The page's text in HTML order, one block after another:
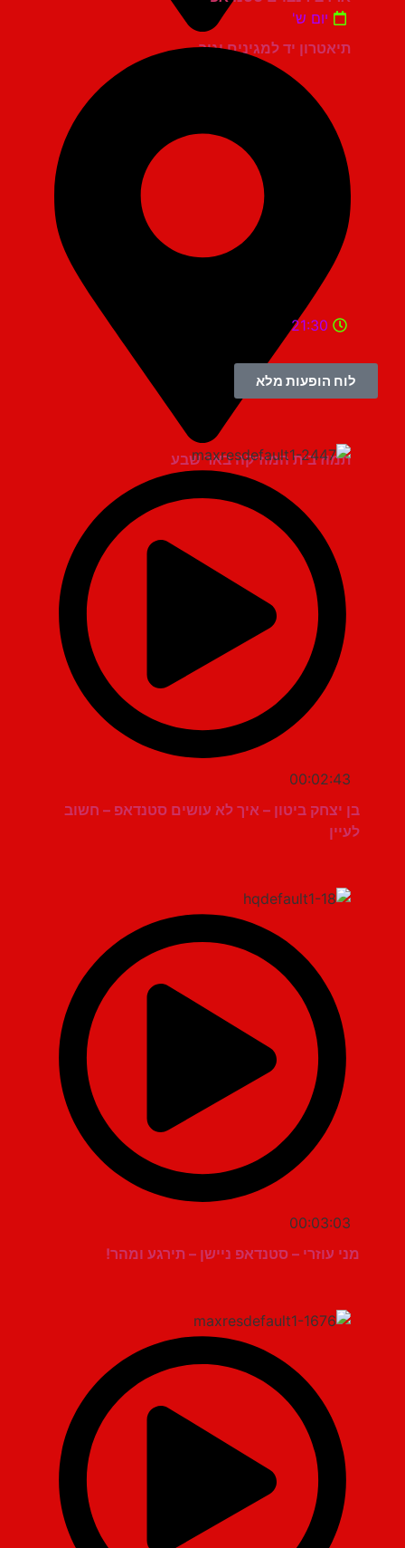
תיאטרון יד למגינים יגור
יום ש'
תמוז בית המוזיקה באר שבע
21:30
לוח הופעות מלא
00:02:43
בן יצחק ביטון – איך לא עושים סטנדאפ – חשוב
00:03:03
מני עוזרי – סטנדאפ ניישן – תירגע ומהר!